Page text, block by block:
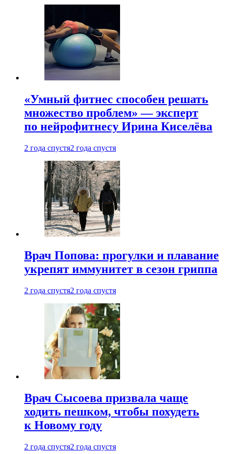
«Умный фитнес способен решать
множество проблем» — эксперт
по нейрофитнесу Ирина Киселёва
2 года спустя2 года спустя
Врач Попова: прогулки и плавание
укрепят иммунитет в сезон гриппа
2 года спустя2 года спустя
Врач Сысоева призвала чаще
ходить пешком, чтобы похудеть
к Новому году
2 года спустя2 года спустя